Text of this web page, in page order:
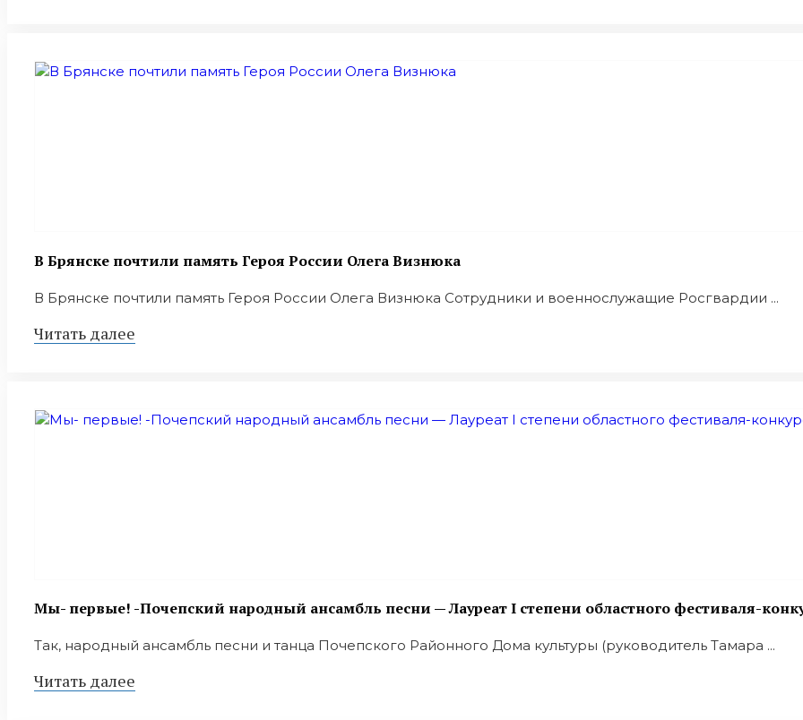
В Брянске почтили память Героя России Олега Визнюка
В Брянске почтили память Героя России Олега Визнюка Сотрудники и военнослужащие Росгвардии ...
Читать далее
Мы- первые! -Почепский народный ансамбль песни — Лауреат I степени областного фестиваля-
Так, народный ансамбль песни и танца Почепского Районного Дома культуры (руководитель Тамара ...
Читать далее